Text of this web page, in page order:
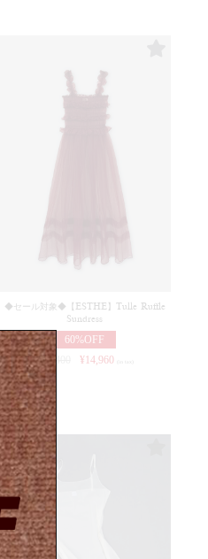
◆セール対象◆【ESTHE】Tulle Ruffle
Sundress
60%OFF
¥37,400 ¥14,960 (in tax)